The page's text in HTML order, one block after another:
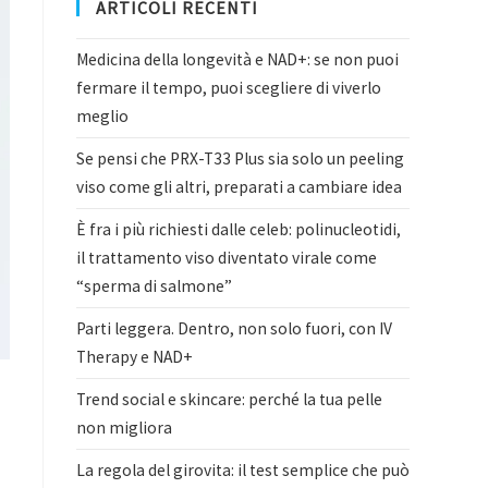
ARTICOLI RECENTI
Medicina della longevità e NAD+: se non puoi
fermare il tempo, puoi scegliere di viverlo
meglio
Se pensi che PRX-T33 Plus sia solo un peeling
viso come gli altri, preparati a cambiare idea
È fra i più richiesti dalle celeb: polinucleotidi,
il trattamento viso diventato virale come
“sperma di salmone”
Parti leggera. Dentro, non solo fuori, con IV
Therapy e NAD+
Trend social e skincare: perché la tua pelle
non migliora
La regola del girovita: il test semplice che può